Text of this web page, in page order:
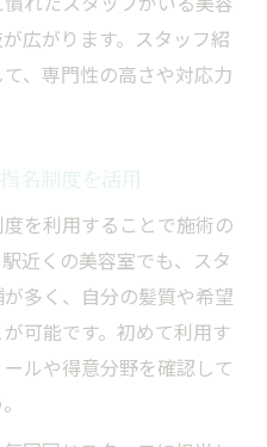
広がります。スタッフ紹
、専門性の高さや対応力
名制度を活用
を利用することで施術の
近くの美容室でも、スタ
多く、自分の髪質や希望
可能です。初めて利用す
ルや得意分野を確認して